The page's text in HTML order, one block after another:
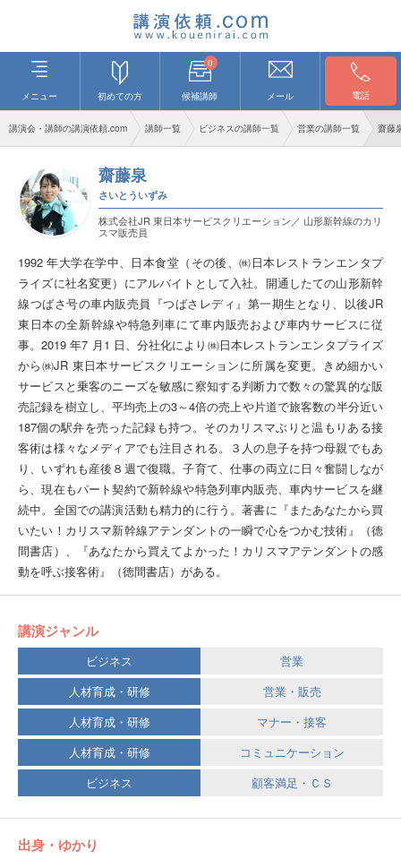
メニュー 初めての方
0
候補講師 メール 電話
講演会・講師の講演依頼.com 講師一覧 ビジネスの講師一覧 営業の講師一覧 齋藤
齋藤泉
さいとういずみ
株式会社JR 東日本サービスクリエーション／ 山形新幹線のカリ
スマ販売員
1992 年大学在学中、日本食堂（その後、㈱日本レストランエンタプ
ライズに社名変更）にアルバイトとして入社。開通したての山形新幹
線つばさ号の車内販売員『つばさレディ』第一期生となり、以後JR
東日本の全新幹線や特急列車にて車内販売および車内サービスに従
事。2019 年7 月1 日、分社化により㈱日本レストランエンタプライズ
から㈱JR 東日本サービスクリエーションに所属を変更。きめ細かい
サービスと乗客のニーズを敏感に察知する判断力で数々の驚異的な販
売記録を樹立し、平均売上の3～4倍の売上や片道で旅客数の半分近い
187個の駅弁を売った記録も持つ。そのカリスマぶりと温もりある接
客術は様々なメディアでも注目される。３人の息子を持つ母親でもあ
り、いずれも産後８週で復職。子育て、仕事の両立に日々奮闘しなが
ら、現在もパート契約で新幹線や特急列車内販売、車内サービスを継
続中。全国での講演活動も精力的に行う。著書に『またあなたから買
いたい！カリスマ新幹線アテンダントの一瞬で心をつかむ技術』（徳
間書店）、『あなたから買えてよかった！カリスマアテンダントの感
動を呼ぶ接客術』（徳間書店）がある。
講演ジャンル
ビジネス
営業
人材育成・研修
営業・販売
人材育成・研修
マナー・接客
人材育成・研修
コミュニケーション
ビジネス
顧客満足・ＣＳ
出身・ゆかり